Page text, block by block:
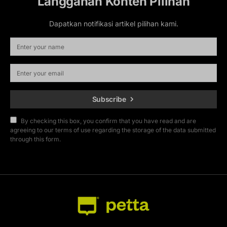
Dapatkan notifikasi artikel pilihan kami.
Subscribe
By checking this box, you confirm that you have read and are
agreeing to our terms of use regarding the storage of the data submitted
through this form.